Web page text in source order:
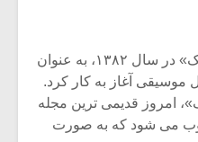
مجله آنلاین «گفتگوی هارمونیک» در سال ۱۳۸۲، به عنوان
آغاز به کار کرد.
امروز قدیمی ترین مجله
می شود که به صورت